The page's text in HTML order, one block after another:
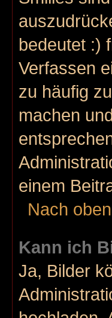
bedeutet :)
Verfassen
zu häufig
machen
einem
Nach oben
Kann ich
Ja, Bilder